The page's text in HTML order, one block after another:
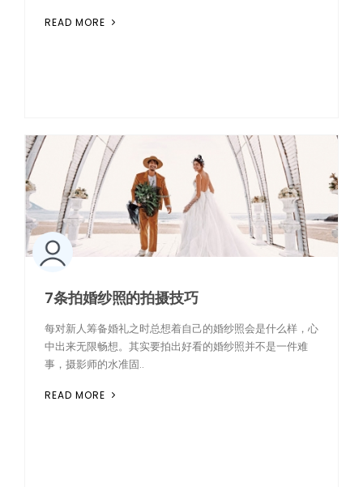
READ MORE
7条拍婚纱照的拍摄技巧
每对新人筹备婚礼之时总想着自己的婚纱照会是什么样，心
中出来无限畅想。其实要拍出好看的婚纱照并不是一件难
事，摄影师的水准固..
READ MORE